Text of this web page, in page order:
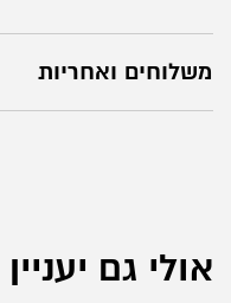
משלוחים ואחריות
אולי גם